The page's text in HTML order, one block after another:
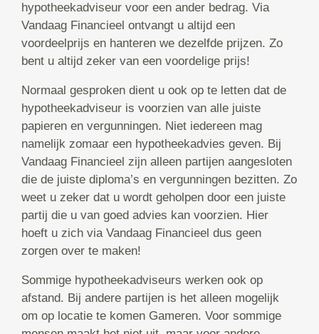
hypotheekadviseur voor een ander bedrag. Via
Vandaag Financieel ontvangt u altijd een
voordeelprijs en hanteren we dezelfde prijzen. Zo
bent u altijd zeker van een voordelige prijs!
Normaal gesproken dient u ook op te letten dat de
hypotheekadviseur is voorzien van alle juiste
papieren en vergunningen. Niet iedereen mag
namelijk zomaar een hypotheekadvies geven. Bij
Vandaag Financieel zijn alleen partijen aangesloten
die de juiste diploma’s en vergunningen bezitten. Zo
weet u zeker dat u wordt geholpen door een juiste
partij die u van goed advies kan voorzien. Hier
hoeft u zich via Vandaag Financieel dus geen
zorgen over te maken!
Sommige hypotheekadviseurs werken ook op
afstand. Bij andere partijen is het alleen mogelijk
om op locatie te komen Gameren. Voor sommige